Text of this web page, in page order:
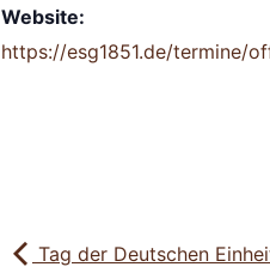
Website:
https://esg1851.de/termine/
Tag der Deutschen